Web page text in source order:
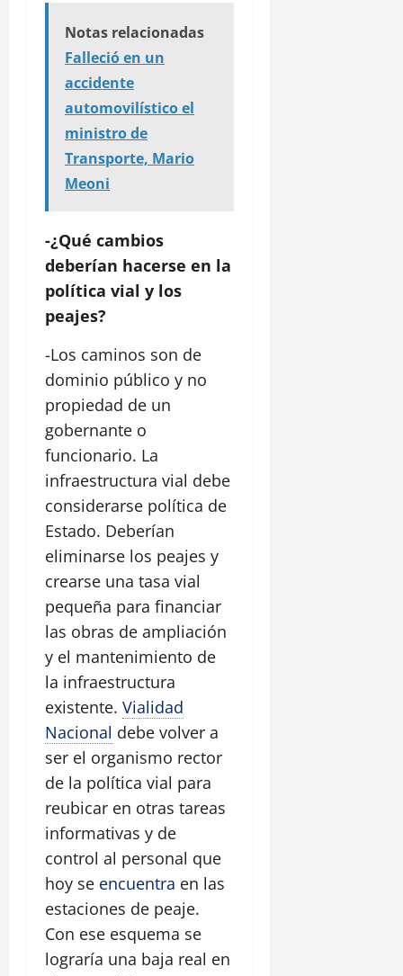
Notas relacionadas
Falleció en un
accidente
automovilístico el
ministro de
Transporte, Mario
Meoni
-¿Qué cambios
deberían hacerse en la
política vial y los
peajes?
-Los caminos son de
dominio público y no
propiedad de un
gobernante o
funcionario. La
infraestructura vial debe
considerarse política de
Estado. Deberían
eliminarse los peajes y
crearse una tasa vial
pequeña para financiar
las obras de ampliación
y el mantenimiento de
la infraestructura
existente. Vialidad
Nacional debe volver a
ser el organismo rector
de la política vial para
reubicar en otras tareas
informativas y de
control al personal que
hoy se encuentra en las
estaciones de peaje.
Con ese esquema se
lograría una baja real en